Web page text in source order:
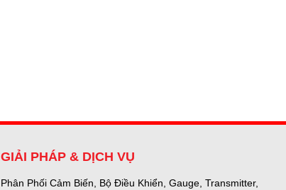
GIẢI PHÁP & DỊCH VỤ
Phân Phối Cảm Biến, Bộ Điều Khiển, Gauge, Transmitter,